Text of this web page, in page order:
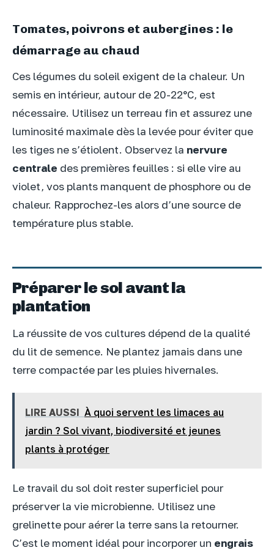
Tomates, poivrons et aubergines : le
démarrage au chaud
Ces légumes du soleil exigent de la chaleur. Un
semis en intérieur, autour de 20-22°C, est
nécessaire. Utilisez un terreau fin et assurez une
luminosité maximale dès la levée pour éviter que
les tiges ne s’étiolent. Observez la nervure
centrale des premières feuilles : si elle vire au
violet, vos plants manquent de phosphore ou de
chaleur. Rapprochez-les alors d’une source de
température plus stable.
Préparer le sol avant la
plantation
La réussite de vos cultures dépend de la qualité
du lit de semence. Ne plantez jamais dans une
terre compactée par les pluies hivernales.
LIRE AUSSI À quoi servent les limaces au
jardin ? Sol vivant, biodiversité et jeunes
plants à protéger
Le travail du sol doit rester superficiel pour
préserver la vie microbienne. Utilisez une
grelinette pour aérer la terre sans la retourner.
C’est le moment idéal pour incorporer un engrais